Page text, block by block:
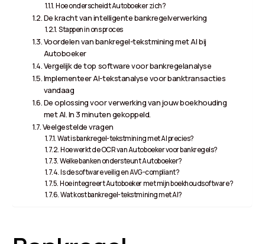
Hoe onderscheidt Autoboeker zich?
De kracht van intelligente bankregelverwerking
Stappen in ons proces
Voordelen van bankregel-tekstmining met AI bij
Autoboeker
Vergelijk de top software voor bankregelanalyse
Implementeer AI-tekstanalyse voor banktransacties
vandaag
De oplossing voor verwerking van jouw boekhouding
met AI. In 3 minuten gekoppeld.
Veelgestelde vragen
Wat is bankregel-tekstmining met AI precies?
Hoe werkt de OCR van Autoboeker voor bankregels?
Welke banken ondersteunt Autoboeker?
Is de software veilig en AVG-compliant?
Hoe integreert Autoboeker met mijn boekhoudsoftware?
Wat kost bankregel-tekstmining met AI?